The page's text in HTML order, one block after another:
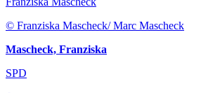
© Franziska Mascheck/ Marc Mascheck
Mascheck, Franziska
SPD